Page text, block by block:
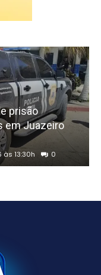
prisão
em Juazeiro
13:30h 0